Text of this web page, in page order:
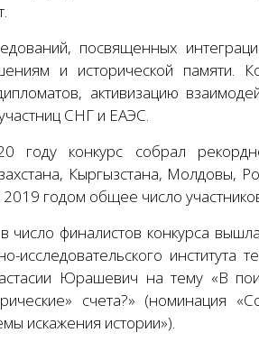
посвященных
и исторической памяти.
активизацию
СНГ и ЕАЭС.
году конкурс собрал
Кыргызстана, Молдовы,
годом общее число
финалистов конкурса
института
Юрашевич на тему «В
счета?» (номинация
искажения истории»).